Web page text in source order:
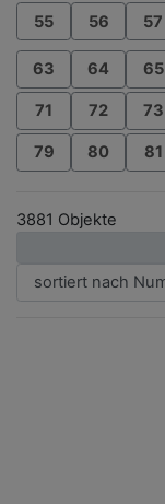
55 56 57
63 64 65
71 72 73
79 80 81
3881 Objekte